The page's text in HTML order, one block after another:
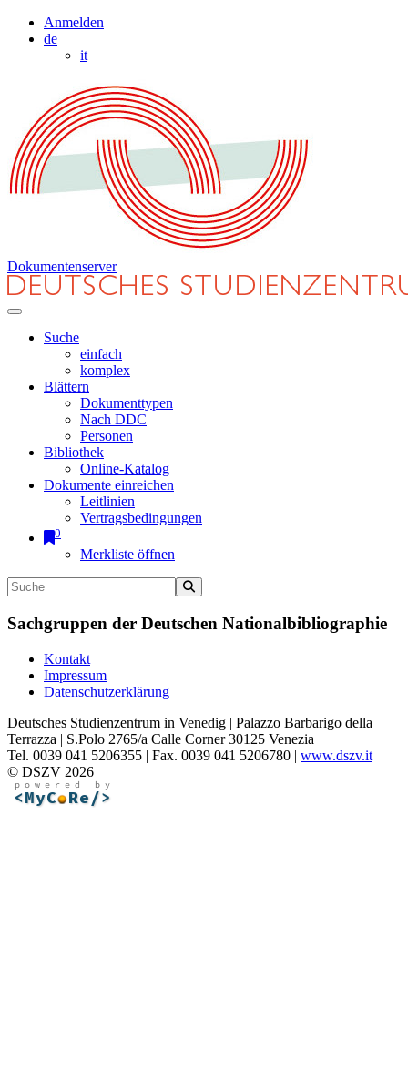
Anmelden
de
it
Dokumentenserver
Suche
einfach
komplex
Blättern
Dokumenttypen
Nach DDC
Personen
Bibliothek
Online-Katalog
Dokumente einreichen
Leitlinien
Vertragsbedingungen
0
Merkliste öffnen
Sachgruppen der Deutschen Nationalbibliographie
Kontakt
Impressum
Datenschutzerklärung
Deutsches Studienzentrum in Venedig | Palazzo Barbarigo della
Terrazza | S.Polo 2765/a Calle Corner 30125 Venezia
Tel. 0039 041 5206355 | Fax. 0039 041 5206780 | www.dszv.it
© DSZV 2026